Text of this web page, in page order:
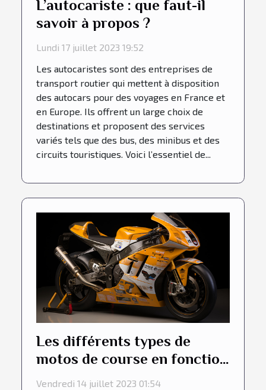
L’autocariste : que faut-il
savoir à propos ?
Lundi 17 juillet 2023 19:52
Les autocaristes sont des entreprises de
transport routier qui mettent à disposition
des autocars pour des voyages en France et
en Europe. Ils offrent un large choix de
destinations et proposent des services
variés tels que des bus, des minibus et des
circuits touristiques. Voici l’essentiel de...
Les différents types de
motos de course en fonction
de leur cylindrée
Vendredi 14 juillet 2023 01:54